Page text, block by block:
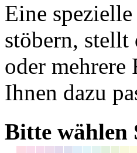
Eine
stöbern, stellt
oder mehrere
Ihnen dazu
Bitte wählen